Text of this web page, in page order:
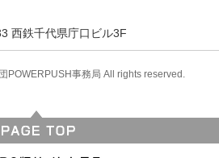
西鉄千代県庁口ビル3F
POWERPUSH事務局 All rights reserved.